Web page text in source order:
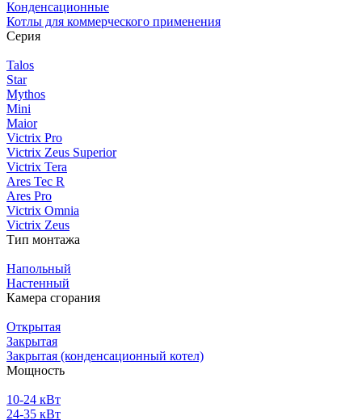
Конденсационные
Котлы для коммерческого применения
Серия
Talos
Star
Mythos
Mini
Maior
Victrix Pro
Victrix Zeus Superior
Victrix Tera
Ares Tec R
Ares Pro
Victrix Omnia
Victrix Zeus
Тип монтажа
Напольный
Настенный
Камера сгорания
Открытая
Закрытая
Закрытая (конденсационный котел)
Мощность
10-24 кВт
24-35 кВт